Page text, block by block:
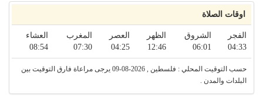
اوقات الصلاة
الفجر
04:33
الشروق
06:01
الظهر
12:46
العصر
04:25
المغرب
07:30
العشاء
08:54
حسب التوقيت المحلي : فلسطين , 2026-08-09 يرجى مراعاة فارق التوقيت بين
البلدات والمدن .